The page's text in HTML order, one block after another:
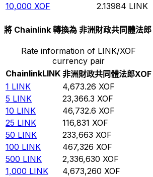
10,000 XOF 2.13984 LINK
將 Chainlink 轉換為 非洲財政共同體法郎
Rate information of LINK/XOF
currency pair
ChainlinkLINK 非洲財政共同體法郎XOF
1 LINK 4,673.26 XOF
5 LINK 23,366.3 XOF
10 LINK 46,732.6 XOF
25 LINK 116,831 XOF
50 LINK 233,663 XOF
100 LINK 467,326 XOF
500 LINK 2,336,630 XOF
1,000 LINK 4,673,260 XOF